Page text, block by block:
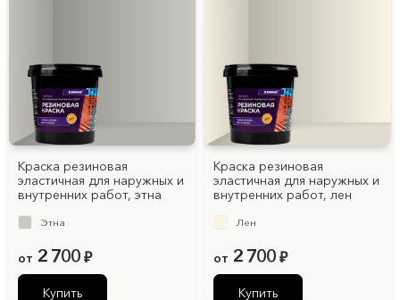
Краска резиновая
эластичная для наружных и
внутренних работ, этна
Этна
от 2 700 ₽
Купить
Краска резиновая
эластичная для наружных и
внутренних работ, лен
Лен
от 2 700 ₽
Купить